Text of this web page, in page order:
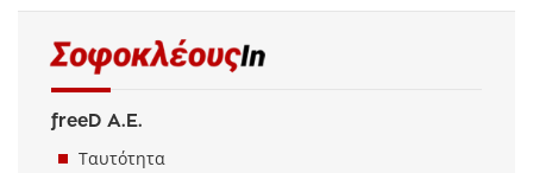
freeD Α.Ε.
Ταυτότητα